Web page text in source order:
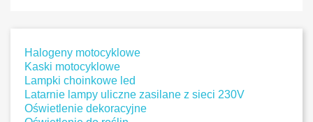
Halogeny motocyklowe
Kaski motocyklowe
Lampki choinkowe led
Latarnie lampy uliczne zasilane z sieci 230V
Oświetlenie dekoracyjne